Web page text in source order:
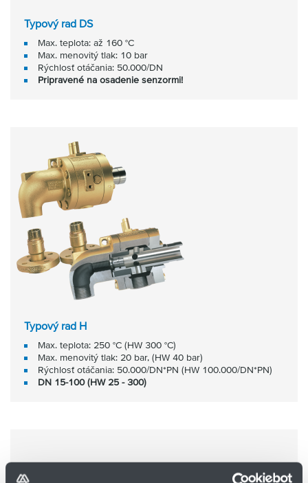
Typový rad DS
Max. teplota: až 160 °C
Max. menovitý tlak: 10 bar
Rýchlosť otáčania: 50.000/DN
Pripravené na osadenie senzormi!
Typový rad H
Max. teplota: 250 °C (HW 300 °C)
Max. menovitý tlak: 20 bar, (HW 40 bar)
Rýchlosť otáčania: 50.000/DN*PN (HW 100.000/DN*PN)
DN 15-100 (HW 25 - 300)